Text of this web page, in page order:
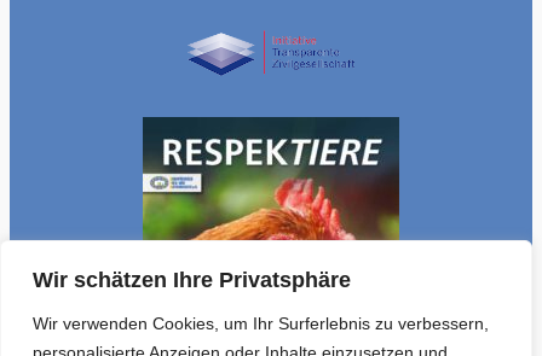
Wir schätzen Ihre Privatsphäre
Wir verwenden Cookies, um Ihr Surferlebnis zu verbessern,